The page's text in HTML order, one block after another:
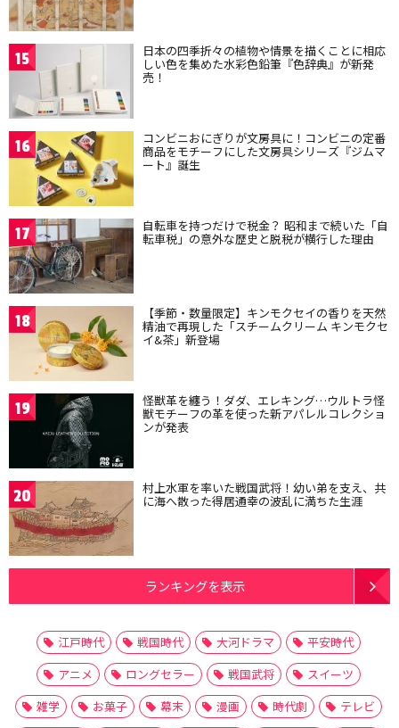
15 日本の四季折々の植物や情景を描くことに相応
しい色を集めた水彩色鉛筆『色辞典』が新発
売！
16 コンビニおにぎりが文房具に！コンビニの定番
商品をモチーフにした文房具シリーズ『ジムマ
ート』誕生
17 自転車を持つだけで税金？ 昭和まで続いた「自
転車税」の意外な歴史と脱税が横行した理由
18 【季節・数量限定】キンモクセイの香りを天然
精油で再現した「スチームクリーム キンモクセ
イ&茶」新登場
19 怪獣革を纏う！ダダ、エレキング…ウルトラ怪
獣モチーフの革を使った新アパレルコレクショ
ンが発表
20 村上水軍を率いた戦国武将！幼い弟を支え、共
に海へ散った得居通幸の波乱に満ちた生涯
ランキングを表示
江戸時代 戦国時代 大河ドラマ
平安時代
アニメ
ロングセラー 戦国武将
スイーツ
雑学
お菓子 幕末 漫画 時代劇
テレビ